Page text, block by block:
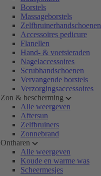
Borstels
Massageborstels
Zelfbruinerhandschoenen
Accessoires pedicure
Flanellen
Hand- & voetsieraden
Nagelaccessoires
Scrubhandschoenen
Vervangende borstels
Verzorgingsaccessoires
Zon & bescherming
Alle weergeven
Aftersun
Zelfbruiners
Zonnebrand
Ontharen
Alle weergeven
Koude en warme was
Scheermesjes